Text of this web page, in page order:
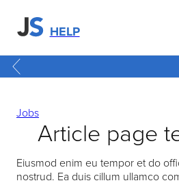
HELP
Jobs
Article page
Eiusmod enim eu tempor et do
nostrud. Ea duis cillum ullamco